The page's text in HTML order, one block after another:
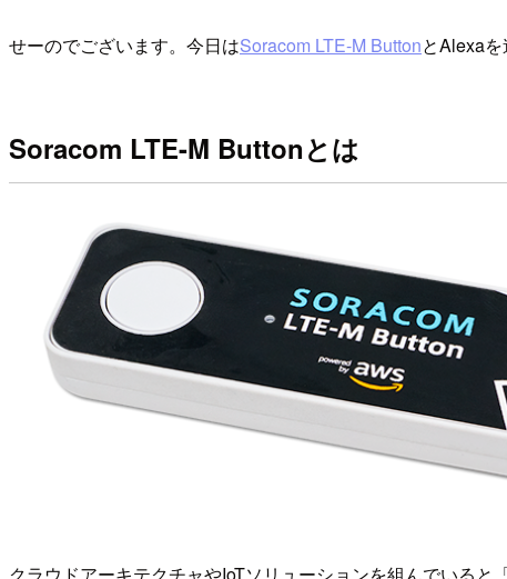
せーのでございます。今日はSoracom LTE-M ButtonとAlexaを
Soracom LTE-M Buttonとは